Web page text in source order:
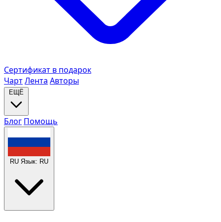
Сертификат в подарок
ЧартЛента Авторы
ЕЩЁ
Блог Помощь
RU Язык: RU